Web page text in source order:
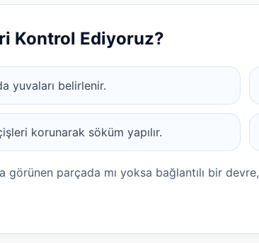
Kontrol Ediyoruz?
yuvaları belirlenir.
korunarak söküm yapılır.
görünen parçada mı yoksa bağlantılı bir